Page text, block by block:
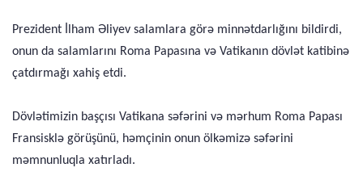
Prezident İlham Əliyev salamlara görə minnətdarlığını bildirdi,
onun da salamlarını Roma Papasına və Vatikanın dövlət katibinə
çatdırmağı xahiş etdi.
Dövlətimizin başçısı Vatikana səfərini və mərhum Roma Papası
Fransisklə görüşünü, həmçinin onun ölkəmizə səfərini
məmnunluqla xatırladı.